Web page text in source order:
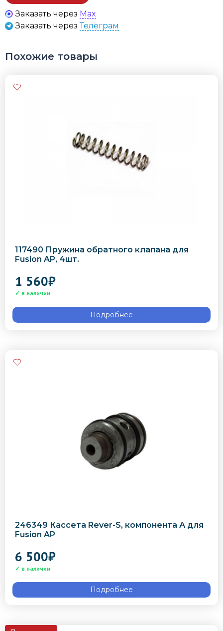
Заказать через Max
Заказать черезТелеграм
Похожие товары
117490 Пружина обратного клапана для
Fusion AP, 4шт.
1 560₽
Подробнее
246349 Кассета Rever-S, компонента А для
Fusion AP
6 500₽
Подробнее